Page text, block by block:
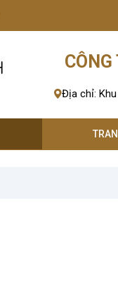
Địa chỉ: Khu